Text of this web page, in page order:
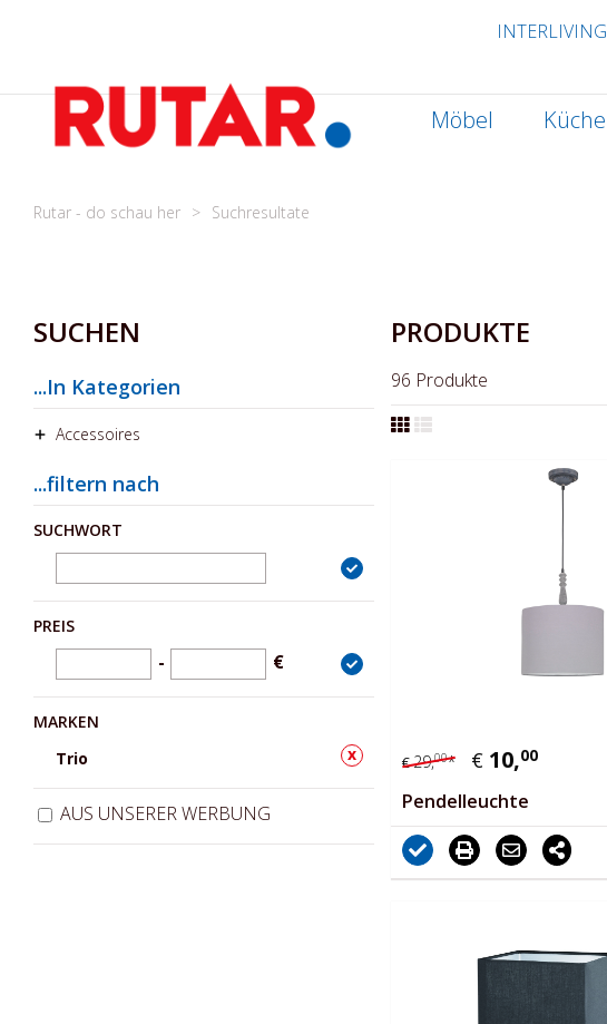
INTERLIVING
Möbel Küche
Rutar - do schau her Suchresultate
SUCHEN
...In Kategorien
Accessoires
...filtern nach
SUCHWORT
PREIS
- €
MARKEN
Trio
x
AUS UNSERER WERBUNG
PRODUKTE
96 Produkte
€29,00* € 10,00
Pendelleuchte